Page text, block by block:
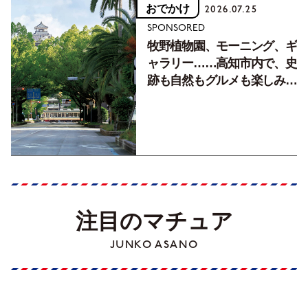
おでかけ 2026.07.25
SPONSORED
牧野植物園、モーニング、ギ
ャラリー……高知市内で、史
跡も自然もグルメも楽しみ尽
注目のマチュア
JUNKO ASANO